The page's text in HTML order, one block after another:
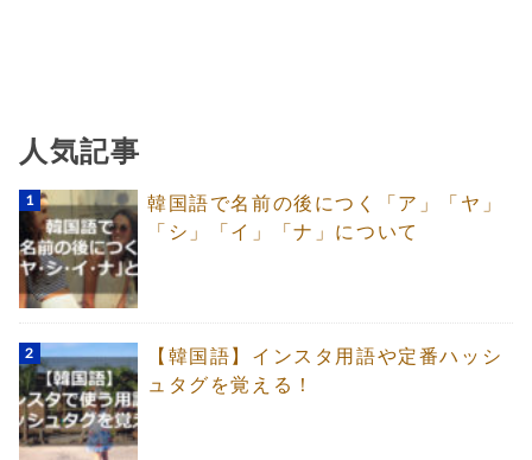
人気記事
韓国語で名前の後につく「ア」「ヤ」
「シ」「イ」「ナ」について
【韓国語】インスタ用語や定番ハッシ
ュタグを覚える！